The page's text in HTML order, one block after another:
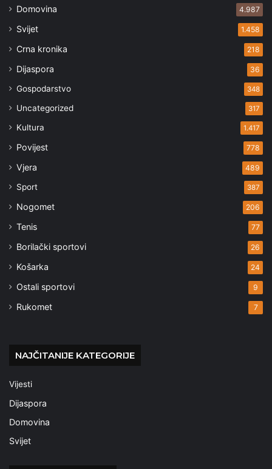
Domovina 4.987
Svijet 1.458
Crna kronika 218
Dijaspora 36
Gospodarstvo 348
Uncategorized 317
Kultura 1.417
Povijest 778
Vjera 489
Sport 387
Nogomet 206
Tenis 77
Borilački sportovi 26
Košarka 24
Ostali sportovi 9
Rukomet 7
NAJČITANIJE KATEGORIJE
Vijesti
Dijaspora
Domovina
Svijet